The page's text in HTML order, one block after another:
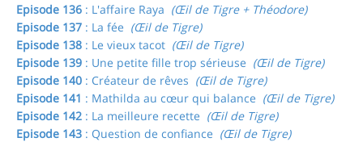
Episode 136 : L'affaire Raya (Œil de Tigre + Théodore)
Episode 137 : La fée (Œil de Tigre)
Episode 138 : Le vieux tacot (Œil de Tigre)
Episode 139 : Une petite fille trop sérieuse (Œil de Tigre)
Episode 140 : Créateur de rêves (Œil de Tigre)
Episode 141 : Mathilda au cœur qui balance (Œil de Tigre)
Episode 142 : La meilleure recette (Œil de Tigre)
Episode 143 : Question de confiance (Œil de Tigre)